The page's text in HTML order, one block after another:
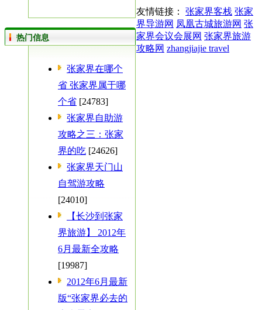
热门信息
张家界在哪个
省 张家界属于哪
个省 [24783]
张家界自助游
攻略之三：张家
界的吃 [24626]
张家界天门山
自驾游攻略
[24010]
【长沙到张家
界旅游】 2012年
6月最新全攻略
[19987]
2012年6月最新
版“张家界必去的
友情链接： 张家界客栈 张家
界导游网 凤凰古城旅游网 张
家界会议会展网 张家界旅游
攻略网 zhangjiajie travel